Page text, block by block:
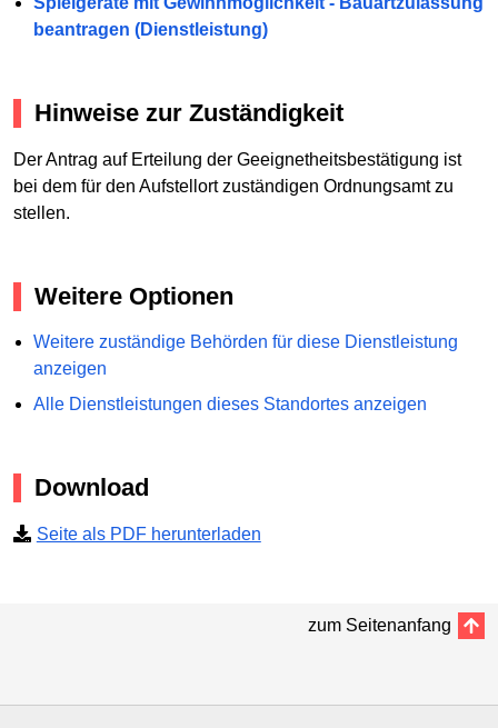
beantragen (Dienstleistung)
Hinweise zur Zuständigkeit
Der Antrag auf Erteilung der Geeignetheitsbestätigung ist
bei dem für den Aufstellort zuständigen Ordnungsamt zu
stellen.
Weitere Optionen
Weitere zuständige Behörden für diese Dienstleistung
anzeigen
Alle Dienstleistungen dieses Standortes anzeigen
Download
Seite als PDF herunterladen
zum Seitenanfang